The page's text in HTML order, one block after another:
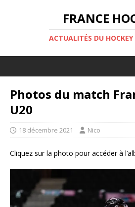
FRANCE
ACTUALITÉS DU HOCKEY
Photos du match
U20
18 décembre 2021 Nico
Cliquez sur la photo pour accéder à